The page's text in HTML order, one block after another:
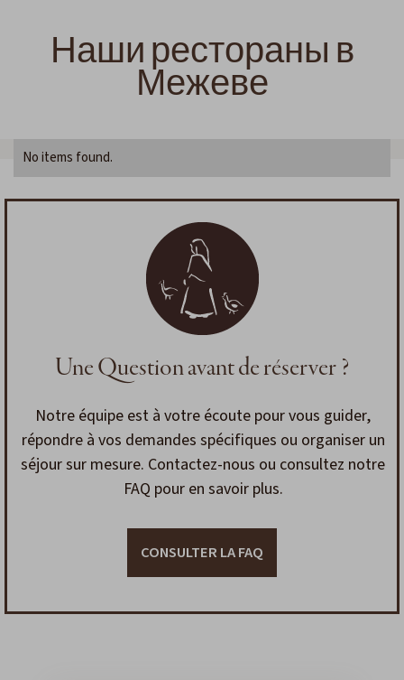
Наши рестораны в
Межеве
No items found.
Une Question avant de réserver ?
Notre équipe est à votre écoute pour vous guider,
répondre à vos demandes spécifiques ou organiser un
séjour sur mesure. Contactez-nous ou consultez notre
FAQ pour en savoir plus.
CONSULTER LA FAQ